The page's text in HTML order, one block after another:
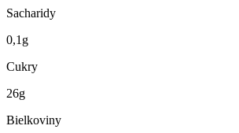
Sacharidy
0,1g
Cukry
26g
Bielkoviny